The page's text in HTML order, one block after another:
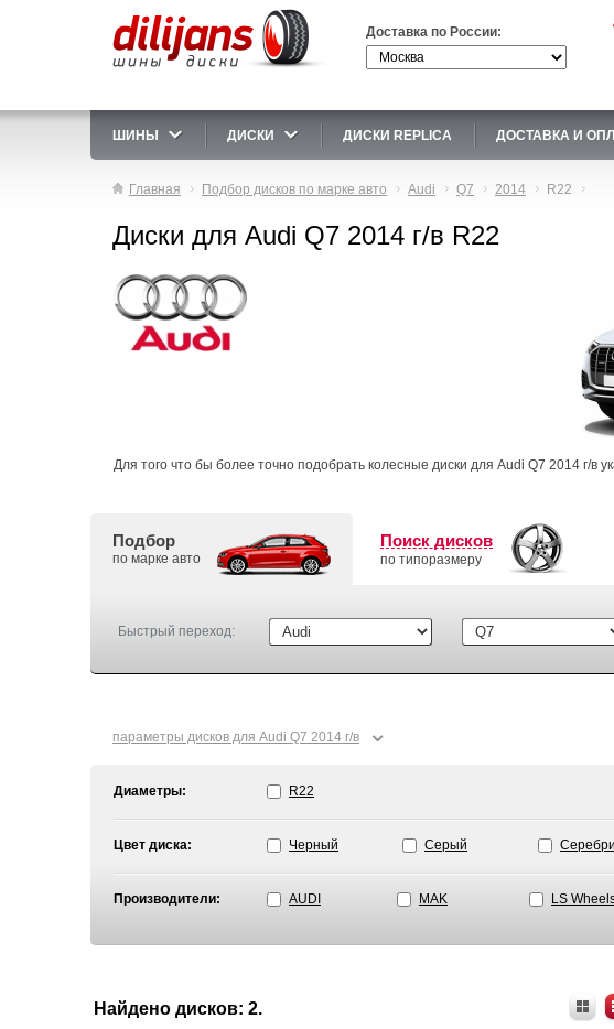
Доставка по России:
ШИНЫ ДИСКИ ДИСКИ REPLICA ДОСТАВКА И
Главная Подбор дисков по марке авто Audi Q7 2014 R22
Диски для Audi Q7 2014 г/в R22
Для того что бы более точно подобрать колесные диски для Audi Q7 2014 г/в
Подбор
по марке авто
Поиск дисков
по типоразмеру
Быстрый переход:
параметры дисков для Audi Q7 2014 г/в ⌄
Диаметры: R22
Цвет диска: Черный Серый
Производители: AUDI MAK LS
Найдено дисков: 2.